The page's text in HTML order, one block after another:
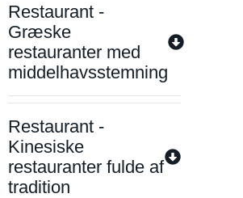
Restaurant -
Græske
restauranter med
middelhavsstemning
Restaurant -
Kinesiske
restauranter fulde af
tradition